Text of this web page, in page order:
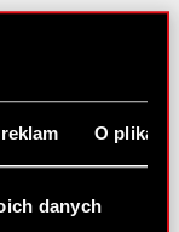
O
danych